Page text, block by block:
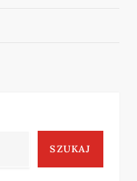
SZUKAJ